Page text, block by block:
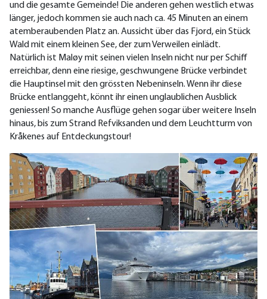
und die gesamte Gemeinde! Die anderen gehen westlich etwas
länger, jedoch kommen sie auch nach ca. 45 Minuten an einem
atemberaubenden Platz an. Aussicht über das Fjord, ein Stück
Wald mit einem kleinen See, der zum Verweilen einlädt.
Natürlich ist Maløy mit seinen vielen Inseln nicht nur per Schiff
erreichbar, denn eine riesige, geschwungene Brücke verbindet
die Hauptinsel mit den grössten Nebeninseln. Wenn ihr diese
Brücke entlanggeht, könnt ihr einen unglaublichen Ausblick
geniessen! So manche Ausflüge gehen sogar über weitere Inseln
hinaus, bis zum Strand Refviksanden und dem Leuchtturm von
Kråkenes auf Entdeckungstour!